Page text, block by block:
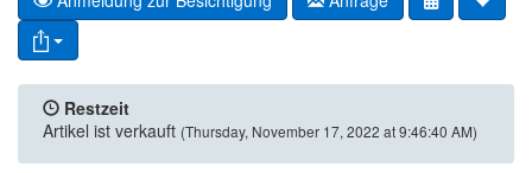
Restzeit
Artikel ist verkauft (Thursday, November 17, 2022 at 9:46:40 AM)